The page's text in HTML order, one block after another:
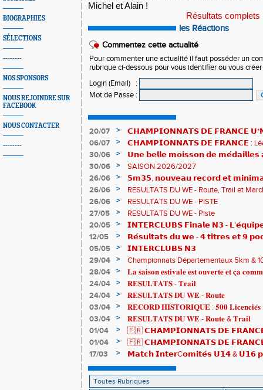
BIOGRAPHIES
SÉLECTIONS
--------
NOS SPONSORS
NOUS REJOINDRE SUR
FACEBOOK
NOUS CONTACTER
--------
Michel et Alain !
Résultats complets
les Réactions
Commentez cette actualité
Pour commenter une actualité il faut posséder un
rubrique ci-dessous pour vous identifier ou vous
Login (Email)
:
Mot de Passe :
20/07 >
𝗖𝗛𝗔𝗠𝗣𝗜𝗢𝗡𝗡𝗔𝗧𝗦 𝗗𝗘 𝗙𝗥𝗔𝗡𝗖𝗘
𝗵𝗶𝘀𝘁𝗼𝗿𝗶𝗾𝘂𝗲𝘀 !
06/07 >
𝗖𝗛𝗔𝗠𝗣𝗜𝗢𝗡𝗡𝗔𝗧𝗦 𝗗𝗘 𝗙𝗥𝗔𝗡𝗖𝗘 : Léane
83è !
30/06 >
𝗨𝗻𝗲 𝗯𝗲𝗹𝗹𝗲 𝗺𝗼𝗶𝘀𝘀𝗼𝗻 𝗱𝗲
𝗔𝗨𝗥𝗔 !
30/06 >
SAISON 2026/2027
26/06
>
𝟱𝗺𝟯𝟱, 𝗻𝗼𝘂𝘃𝗲𝗮𝘂 𝗿𝗲𝗰𝗼𝗿𝗱 𝗲𝘁
𝗖𝗵𝗮𝗺𝗽𝗶𝗼𝗻𝗻𝗮𝘁𝘀 𝗱𝘂 𝗠𝗼𝗻𝗱𝗲 𝗨𝟮𝟬
26/06 >
RESULTATS DU WE - Route, Trail et
26/06
>
RESULTATS DU WE - PISTE
27/05
>
RESULTATS DU WE - Piste
20/05
>
𝗜𝗡𝗧𝗘𝗥𝗖𝗟𝗨𝗕𝗦 𝗙𝗶𝗻𝗮𝗹𝗲 𝗡𝟯 -
𝟯𝟮𝟰𝟮𝟳𝗽𝘁𝘀
12/05 >
𝗥𝗲́𝘀𝘂𝗹𝘁𝗮𝘁𝘀 𝗱𝘂 𝘄𝗲 - 𝟰 𝘁𝗶𝘁𝗿𝗲𝘀 𝗲𝘁 𝟵
05/05
>
𝗜𝗡𝗧𝗘𝗥𝗖𝗟𝗨𝗕𝗦 𝗡𝟯
29/04
>
Championnats Départementaux 5km &
de bronze et un max de plaisir pour tous !
28/04 >
𝐋𝐚 𝐬𝐚𝐢𝐬𝐨𝐧 𝐞𝐬𝐭𝐢𝐯𝐚𝐥𝐞 𝐞𝐬𝐭 𝐨𝐮𝐯𝐞𝐫𝐭𝐞 𝐞𝐭 𝐜̧𝐚
24/04
>
𝐑𝐄𝐒𝐔𝐋𝐓𝐀𝐓𝐒 - 𝐓𝐫𝐚𝐢𝐥
24/04
>
𝐑𝐄𝐒𝐔𝐋𝐓𝐀𝐓𝐒 𝐃𝐔 𝐖𝐄 - 𝐑𝐨𝐮𝐭𝐞
03/04
>
𝐑𝐄𝐂𝐎𝐑𝐃 𝐇𝐈𝐒𝐓𝐎𝐑𝐈𝐐𝐔𝐄 : 𝟓𝟎𝟎 𝐋𝐢𝐜𝐞𝐧𝐜𝐢𝐞́𝐬
03/04
>
𝐑𝐄𝐒𝐔𝐋𝐓𝐀𝐓𝐒 𝐃𝐔 𝐖𝐄 - 𝐑𝐨𝐮𝐭𝐞 & 𝐓𝐫𝐚𝐢𝐥
01/04
>
🇫🇷 𝗖𝗛𝗔𝗠𝗣𝗜𝗢𝗡𝗡𝗔𝗧𝗦 𝗗𝗘 𝗙𝗥𝗔𝗡𝗖𝗘
résultats
01/04 >
🇫🇷 𝗖𝗛𝗔𝗠𝗣𝗜𝗢𝗡𝗡𝗔𝗧𝗦 𝗗𝗘 𝗙𝗥𝗔𝗡𝗖𝗘
𝒕𝒓𝒂𝒊𝒍𝒆𝒖𝒓𝒔 𝒓𝒂𝒎𝒆̀𝒏𝒆𝒏𝒕 4 𝒎𝒆́𝒅𝒂𝒊𝒍𝒍𝒆𝒔 !
17/03 >
𝗠𝗮𝘁𝗰𝗵 𝗜𝗻𝘁𝗲𝗿C𝗼𝗺𝗶𝘁𝗲́𝘀 𝗨𝟭𝟰 & 𝗨𝟭𝟲